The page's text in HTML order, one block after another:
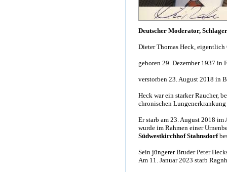
Deutscher Moderator,
Dieter Thomas Heck, eigentlich
geboren 29. Dezember 1937 in
verstorben 23. August 2018 in
Heck war ein starker Raucher,
chronischen Lungenerkrankung
Er starb am 23. August 2018
wurde im Rahmen einer
Südwestkirchhof Stahnsdorf
Sein jüngerer Bruder Peter
Am 11. Januar 2023 starb